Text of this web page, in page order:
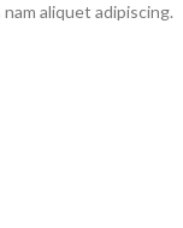
aliquet adipiscing.